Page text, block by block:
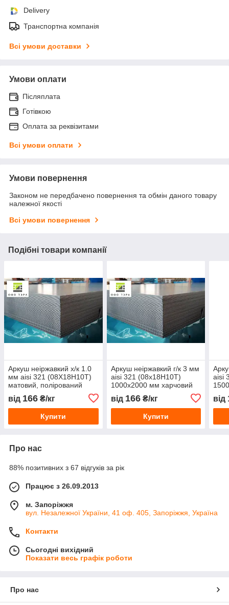
Delivery
Транспортна компанія
Всі умови доставки
Умови оплати
Післяплата
Готівкою
Оплата за реквізитами
Всі умови оплати
Умови повернення
Законом не передбачено повернення та обмін даного товару
належної якості
Всі умови повернення
Подібні товари компанії
Аркуш неіржавкий х/к 1.0
мм aisi 321 (08Х18Н10Т)
матовий, полірований
від 166 ₴/кг
Купити
Аркуш неіржавкий г/к 3 мм
aisi 321 (08х18Н10Т)
1000х2000 мм харчовий
від 166₴/кг
Купити
aisi
від
Про нас
88% позитивних з 67 відгуків за рік
Працює з 26.09.2013
м. Запоріжжя
вул. Незалежної України, 41 оф. 405, Запоріжжя, Україна
Контакти
Сьогодні вихідний
Показати весь графік роботи
Про нас